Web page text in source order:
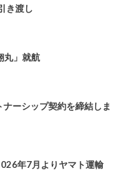
き渡し
丸」就航
ーシップ契約を締結しま
年7月よりヤマト運輸